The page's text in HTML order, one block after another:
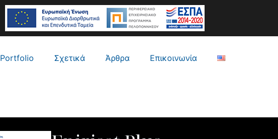
Portfolio Σχετικά Άρθρα Επικοινωνία